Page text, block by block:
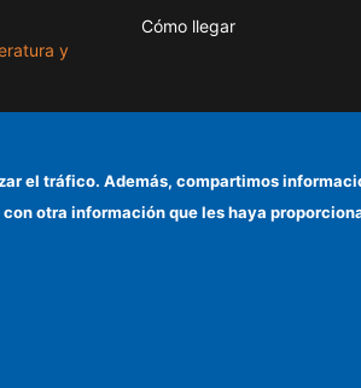
y
Cómo llegar
el tráfico. Además, compartimos
otra información que les haya